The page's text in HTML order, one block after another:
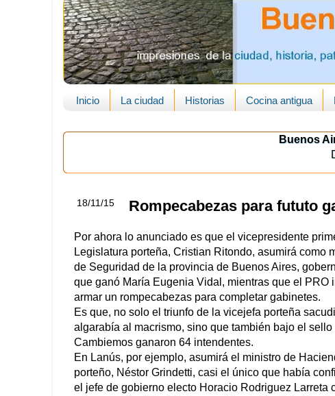
Inicio La ciudad Historias Cocina antigua
Buenos
18/11/15 Rompecabezas para fututo
Por ahora lo anunciado es que el vicepresidente
Legislatura porteña, Cristian Ritondo, asumirá como
de Seguridad de la provincia de Buenos Aires,
que ganó María Eugenia Vidal, mientras que el PRO
armar un rompecabezas para completar gabinetes.
Es que, no solo el triunfo de la vicejefa porteña
algarabía al macrismo, sino que también bajo el sello
Cambiemos ganaron 64 intendentes.
En Lanús, por ejemplo, asumirá el ministro de
porteño, Néstor Grindetti, casi el único que había
el jefe de gobierno electo Horacio Rodriguez Larreta